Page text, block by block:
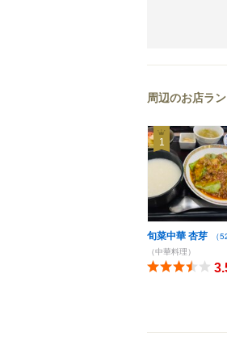
周辺のお店ラ
1
旬菜中華 杏芽
（
（中華料理）